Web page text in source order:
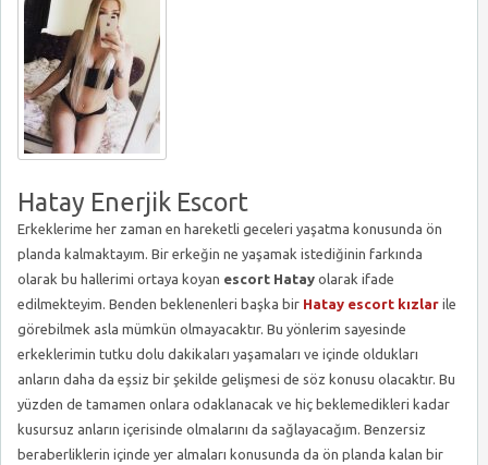
Hatay Enerjik Escort
Erkeklerime her zaman en hareketli geceleri yaşatma konusunda ön
planda kalmaktayım. Bir erkeğin ne yaşamak istediğinin farkında
olarak bu hallerimi ortaya koyan escort Hatay olarak ifade
edilmekteyim. Benden beklenenleri başka bir Hatay escort kızlar ile
görebilmek asla mümkün olmayacaktır. Bu yönlerim sayesinde
erkeklerimin tutku dolu dakikaları yaşamaları ve içinde oldukları
anların daha da eşsiz bir şekilde gelişmesi de söz konusu olacaktır. Bu
yüzden de tamamen onlara odaklanacak ve hiç beklemedikleri kadar
kusursuz anların içerisinde olmalarını da sağlayacağım. Benzersiz
beraberliklerin içinde yer almaları konusunda da ön planda kalan bir